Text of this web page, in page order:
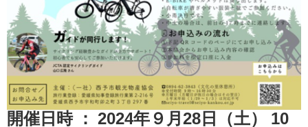
開催日時 ： 2024年９月28日（土） 10